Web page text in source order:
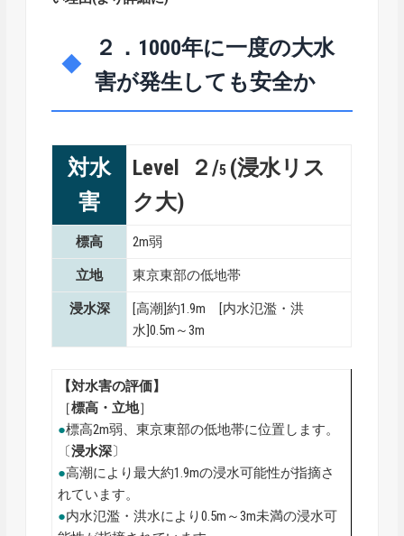
２．1000年に一度の大水
害が発生しても安全か
対水
害
Level ２/5 (浸水リス
ク大)
標高 2m弱
立地 東京東部の低地帯
浸水深
[高潮]約1.9m [内水氾濫・洪
水]0.5m～3m
【対水害の評価】
［標高・立地］
●標高2m弱、東京東部の低地帯に位置します。
〔浸水深〕
●高潮により最大約1.9mの浸水可能性が指摘さ
れています。
●内水氾濫・洪水により0.5m～3m未満の浸水可